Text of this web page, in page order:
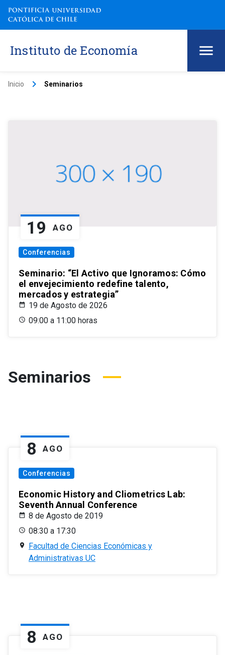
Instituto de Economía
Inicio keyboard_arrow_right Seminarios
19 AGO
Conferencias
Seminario: “El Activo que Ignoramos: Cómo
el envejecimiento redefine talento,
mercados y estrategia”
19 de Agosto de 2026
09:00 a 11:00 horas
Seminarios
8 AGO
Conferencias
Economic History and Cliometrics Lab:
Seventh Annual Conference
8 de Agosto de 2019
08:30 a 17:30
Facultad de Ciencias Económicas y
Administrativas UC
8 AGO